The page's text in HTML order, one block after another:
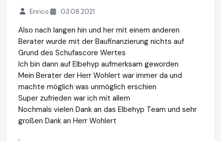
Enrico 03.08.2021
Also nach langen hin und her mit einem anderen
Berater wurde mit der Baufinanzierung nichts auf
Grund des Schufascore Wertes
Ich bin dann auf Elbehyp aufmerksam geworden
Mein Berater der Herr Wohlert war immer da und
machte möglich was unmöglich erschien
Super zufrieden war ich mit allem
Nochmals vielen Dank an das Elbehyp Team und sehr
großen Dank an Herr Wohlert